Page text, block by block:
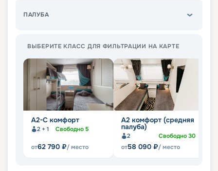
ПАЛУБА
ВЫБЕРИТЕ КЛАСС ДЛЯ ФИЛЬТРАЦИИ НА КАРТЕ
А2-С комфорт
2 + 1 Свободно5
от62 790 ₽/ место
А2 комфорт (средняя
палуба)
2 Свободно30
от58 090 ₽/ место